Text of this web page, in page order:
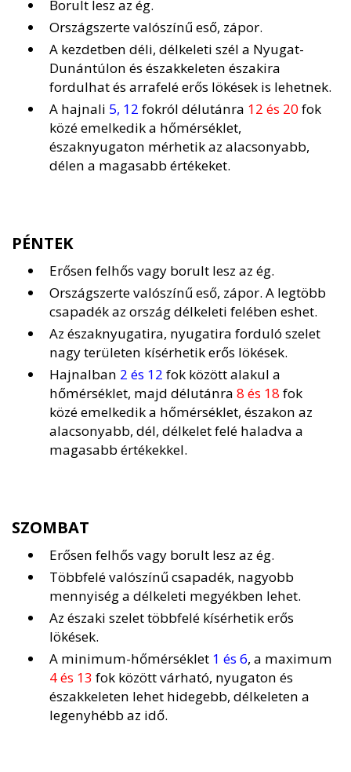
Borult lesz az ég.
Országszerte valószínű eső, zápor.
A kezdetben déli, délkeleti szél a Nyugat-
Dunántúlon és északkeleten északira
fordulhat és arrafelé erős lökések is lehetnek.
A hajnali 5, 12 fokról délutánra 12 és 20fok
közé emelkedik a hőmérséklet,
északnyugaton mérhetik az alacsonyabb,
délen a magasabb értékeket.
PÉNTEK
Erősen felhős vagy borult lesz az ég.
Országszerte valószínű eső, zápor. A legtöbb
csapadék az ország délkeleti felében eshet.
Az északnyugatira, nyugatira forduló szelet
nagy területen kísérhetik erős lökések.
Hajnalban 2 és 12 fok között alakul a
hőmérséklet, majd délutánra 8 és 18 fok
közé emelkedik a hőmérséklet, északon az
alacsonyabb, dél, délkelet felé haladva a
magasabb értékekkel.
SZOMBAT
Erősen felhős vagy borult lesz az ég.
Többfelé valószínű csapadék, nagyobb
mennyiség a délkeleti megyékben lehet.
Az északi szelet többfelé kísérhetik erős
lökések.
A minimum-hőmérséklet 1 és 6, a maximum
4 és 13 fok között várható, nyugaton és
északkeleten lehet hidegebb, délkeleten a
legenyhébb az idő.